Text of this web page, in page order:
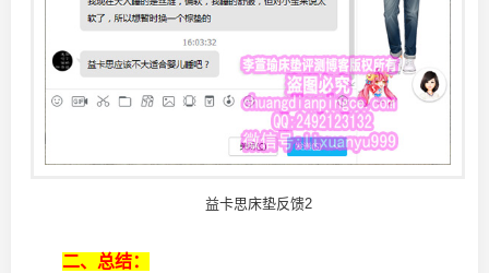
益卡思床垫反馈2
二、总结：